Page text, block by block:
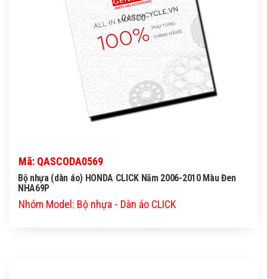
QASCO
Mã: QASCODA0569
Bộ nhựa (dàn áo) HONDA CLICK Năm 2006-2010 Màu Đen
NHA69P
Nhóm Model: Bộ nhựa - Dàn áo CLICK